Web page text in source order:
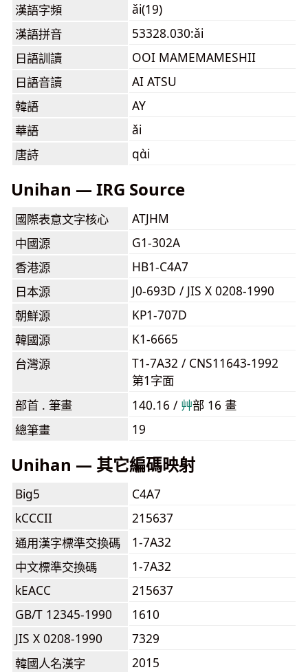
漢語字頻
ǎi(19)
漢語拼音
53328.030:ǎi
日語訓讀
OOI MAMEMAMESHII
日語音讀
AI ATSU
韓語
AY
華語
ǎi
唐詩
qɑ̀i
Unihan — IRG Source
國際表意文字核心
ATJHM
中國源
G1-302A
香港源
HB1-C4A7
日本源
J0-693D / JIS X 0208-1990
朝鮮源
KP1-707D
韓國源
K1-6665
台灣源
T1-7A32 / CNS11643-1992
第1字面
部首 . 筆畫
140.16 / ⾋部 16 畫
總筆畫
19
Unihan — 其它編碼映射
Big5
C4A7
kCCCII
215637
通用漢字標準交換碼
1-7A32
中文標準交換碼
1-7A32
kEACC
215637
GB/T 12345-1990
1610
JIS X 0208-1990
7329
韓國人名漢字
2015